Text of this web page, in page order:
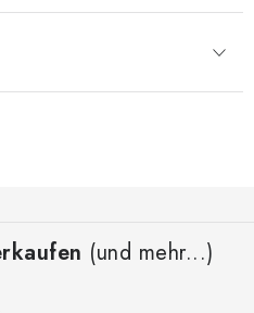
(und mehr...)